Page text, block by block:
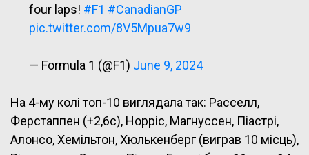
four laps! #F1 #CanadianGP
pic.twitter.com/8V5Mpua7w9
— Formula 1 (@F1) June 9, 2024
На 4-му колі топ-10 виглядала так: Расселл,
Ферстаппен (+2,6с), Норріс, Магнуссен, Піастрі,
Алонсо, Хемільтон, Хюлькенберг (виграв 10 місць),